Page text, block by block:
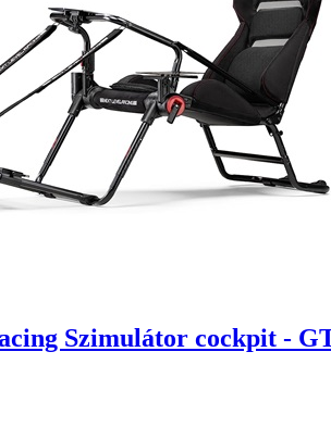
Szimulátor cockpit -